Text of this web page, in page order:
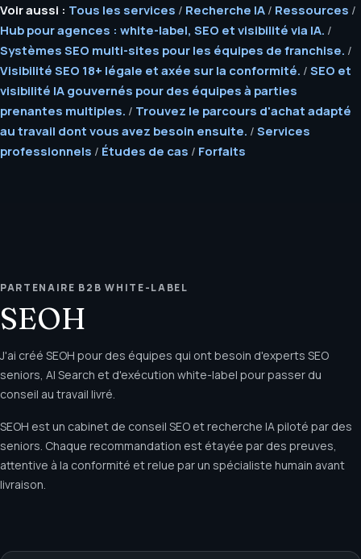
Voir aussi : Tous les services / Recherche IA / Ressources /
Hub pour agences : white-label, SEO et visibilité via IA. /
Systèmes SEO multi-sites pour les équipes de franchise. /
Visibilité SEO 18+ légale et axée sur la conformité. / SEO et
visibilité IA gouvernés pour des équipes à parties
prenantes multiples. / Trouvez le parcours d'achat adapté
au travail dont vous avez besoin ensuite. / Services
professionnels / Études de cas / Forfaits
PARTENAIRE B2B WHITE-LABEL
SEOH
J'ai créé SEOH pour des équipes qui ont besoin d'experts SEO
seniors, AI Search et d'exécution white-label pour passer du
conseil au travail livré.
SEOH est un cabinet de conseil SEO et recherche IA piloté par des
seniors. Chaque recommandation est étayée par des preuves,
attentive à la conformité et relue par un spécialiste humain avant
livraison.